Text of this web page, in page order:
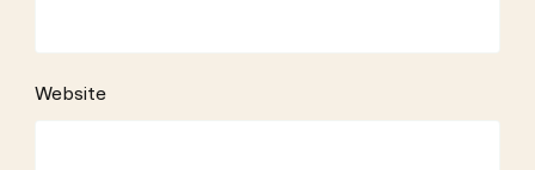
Website